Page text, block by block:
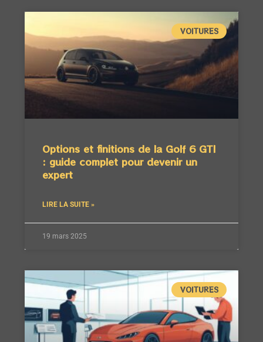
VOITURES
Options et finitions de la Golf 6 GTI
: guide complet pour devenir un
expert
LIRE LA SUITE »
19 mars 2025
VOITURES